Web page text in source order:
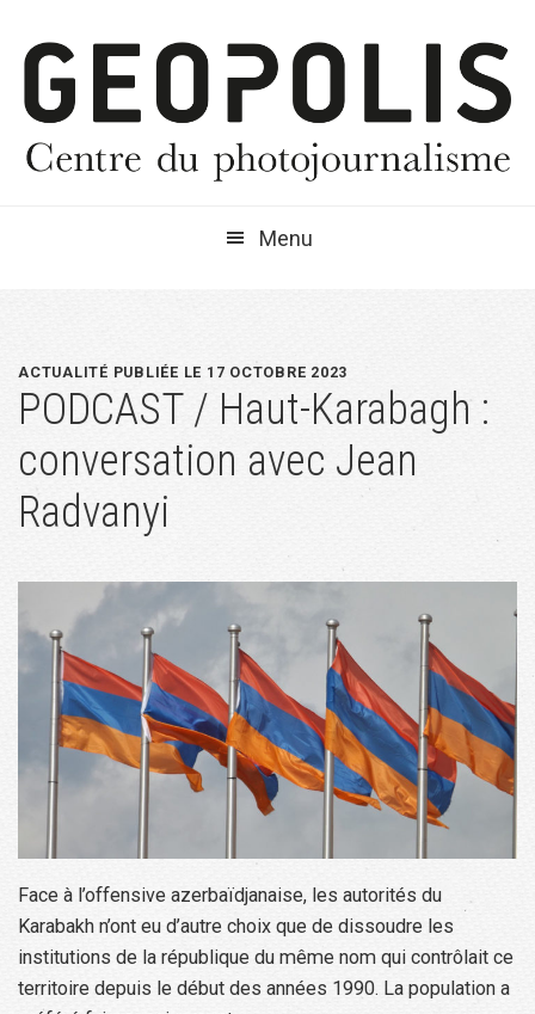
navigation
principale
contenu
principal
barre
latérale
Menu
ACTUALITÉ PUBLIÉE LE 17 OCTOBRE 2023
PODCAST / Haut-Karabagh :
conversation avec Jean
Radvanyi
Face à l’offensive azerbaïdjanaise, les autorités du
Karabakh n’ont eu d’autre choix que de dissoudre les
institutions de la république du même nom qui contrôlait ce
territoire depuis le début des années 1990. La population a